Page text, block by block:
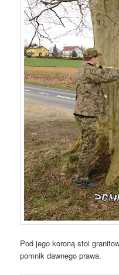
Pod jego koroną stoi
pomnik dawnego prawa.